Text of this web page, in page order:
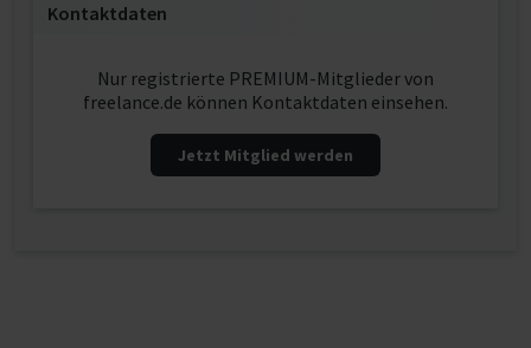
Kontaktdaten
Nur registrierte PREMIUM-Mitglieder von
freelance.de können Kontaktdaten einsehen.
Jetzt Mitglied werden